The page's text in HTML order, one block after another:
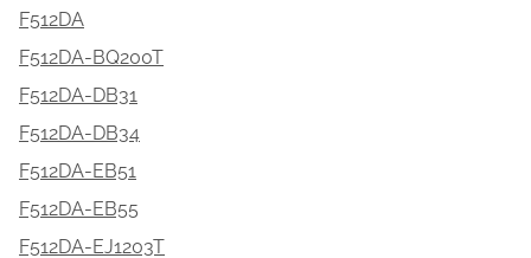
F512DA
F512DA-BQ200T
F512DA-DB31
F512DA-DB34
F512DA-EB51
F512DA-EB55
F512DA-EJ1203T